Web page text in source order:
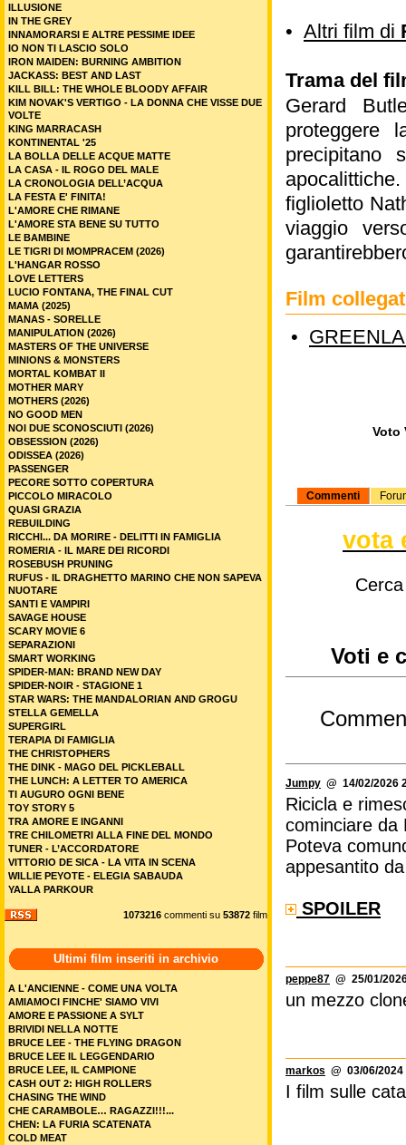
• Altri film di
Trama del
Gerard
proteggere
precipitano
figlioletto
viaggio
Film
•
Voto
Commenti
vota
Voti e
Jumpy @ 14/02/2026
Ricicla e
cominciare da
Poteva
appesantito
SPOILER
peppe87 @ 25/01/
un mezzo
markos @ 03/06/
I film sulle
ILLUSIONE
IN THE GREY
INNAMORARSI E ALTRE PESSIME IDEE
IO NON TI LASCIO SOLO
IRON MAIDEN: BURNING AMBITION
JACKASS: BEST AND LAST
KILL BILL: THE WHOLE BLOODY AFFAIR
KIM NOVAK'S VERTIGO - LA DONNA CHE VISSE DUE
VOLTE
KING MARRACASH
KONTINENTAL '25
LA BOLLA DELLE ACQUE MATTE
LA CASA - IL ROGO DEL MALE
LA CRONOLOGIA DELL’ACQUA
LA FESTA E' FINITA!
L'AMORE CHE RIMANE
L'AMORE STA BENE SU TUTTO
LE BAMBINE
LE TIGRI DI MOMPRACEM (2026)
L'HANGAR ROSSO
LOVE LETTERS
LUCIO FONTANA, THE FINAL CUT
MAMA (2025)
MANAS - SORELLE
MANIPULATION (2026)
MASTERS OF THE UNIVERSE
MINIONS & MONSTERS
MORTAL KOMBAT II
MOTHER MARY
MOTHERS (2026)
NO GOOD MEN
NOI DUE SCONOSCIUTI (2026)
OBSESSION (2026)
ODISSEA (2026)
PASSENGER
PECORE SOTTO COPERTURA
PICCOLO MIRACOLO
QUASI GRAZIA
REBUILDING
RICCHI... DA MORIRE - DELITTI IN FAMIGLIA
ROMERIA - IL MARE DEI RICORDI
ROSEBUSH PRUNING
RUFUS - IL DRAGHETTO MARINO CHE NON SAPEVA
NUOTARE
SANTI E VAMPIRI
SAVAGE HOUSE
SCARY MOVIE 6
SEPARAZIONI
SMART WORKING
SPIDER-MAN: BRAND NEW DAY
SPIDER-NOIR - STAGIONE 1
STAR WARS: THE MANDALORIAN AND GROGU
STELLA GEMELLA
SUPERGIRL
TERAPIA DI FAMIGLIA
THE CHRISTOPHERS
THE DINK - MAGO DEL PICKLEBALL
THE LUNCH: A LETTER TO AMERICA
TI AUGURO OGNI BENE
TOY STORY 5
TRA AMORE E INGANNI
TRE CHILOMETRI ALLA FINE DEL MONDO
TUNER - L’ACCORDATORE
VITTORIO DE SICA - LA VITA IN SCENA
WILLIE PEYOTE - ELEGIA SABAUDA
YALLA PARKOUR
1073216 commenti su 53872 film
Ultimi film inseriti in archivio
A L'ANCIENNE - COME UNA VOLTA
AMIAMOCI FINCHE' SIAMO VIVI
AMORE E PASSIONE A SYLT
BRIVIDI NELLA NOTTE
BRUCE LEE - THE FLYING DRAGON
BRUCE LEE IL LEGGENDARIO
BRUCE LEE, IL CAMPIONE
CASH OUT 2: HIGH ROLLERS
CHASING THE WIND
CHE CARAMBOLE… RAGAZZI!!!...
CHEN: LA FURIA SCATENATA
COLD MEAT